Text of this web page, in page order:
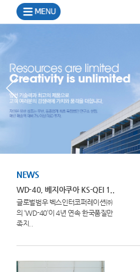
NEWS
WD-40, 베지아쿠아 KS-QEI 1..
글로벌범우 벡스인터코퍼레이션㈜
의 ‘WD-40’이 4년 연속 한국품질만
족지..